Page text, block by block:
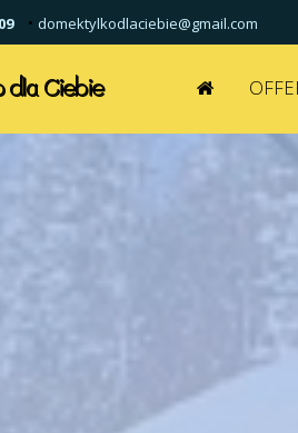
• domektylkodlaciebie@gmail.com
dla Ciebie